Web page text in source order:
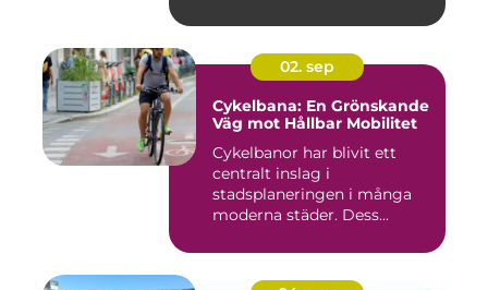
02. sep
Cykelbana: En Grönskande
Väg mot Hållbar Mobilitet
Cykelbanor har blivit ett
centralt inslag i
stadsplaneringen i många
moderna städer. Dess...